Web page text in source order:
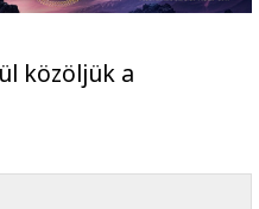
közöljük a